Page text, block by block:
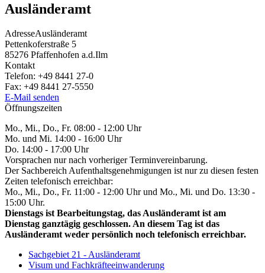
Ausländeramt
AdresseAusländeramt
Pettenkoferstraße 5
85276 Pfaffenhofen a.d.Ilm
Kontakt
Telefon: +49 8441 27-0
Fax: +49 8441 27-5550
E-Mail senden
Öffnungszeiten
Mo., Mi., Do., Fr. 08:00 - 12:00 Uhr
Mo. und Mi. 14:00 - 16:00 Uhr
Do. 14:00 - 17:00 Uhr
Vorsprachen nur nach vorheriger Terminvereinbarung.
Der Sachbereich Aufenthaltsgenehmigungen ist nur zu diesen festen
Zeiten telefonisch erreichbar:
Mo., Mi., Do., Fr. 11:00 - 12:00 Uhr und Mo., Mi. und Do. 13:30 -
15:00 Uhr.
Dienstags ist Bearbeitungstag, das Ausländeramt ist am
Dienstag ganztägig geschlossen. An diesem Tag ist das
Ausländeramt weder persönlich noch telefonisch erreichbar.
Sachgebiet 21 - Ausländeramt
Visum und Fachkräfteeinwanderung